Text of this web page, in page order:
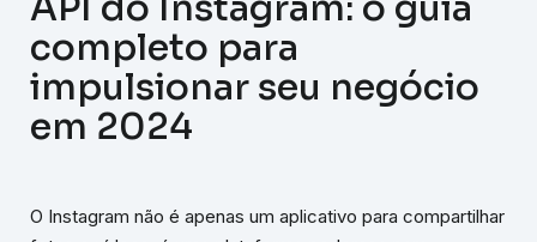
completo para
impulsionar seu negócio
em 2024
O Instagram não é apenas um aplicativo para compartilhar